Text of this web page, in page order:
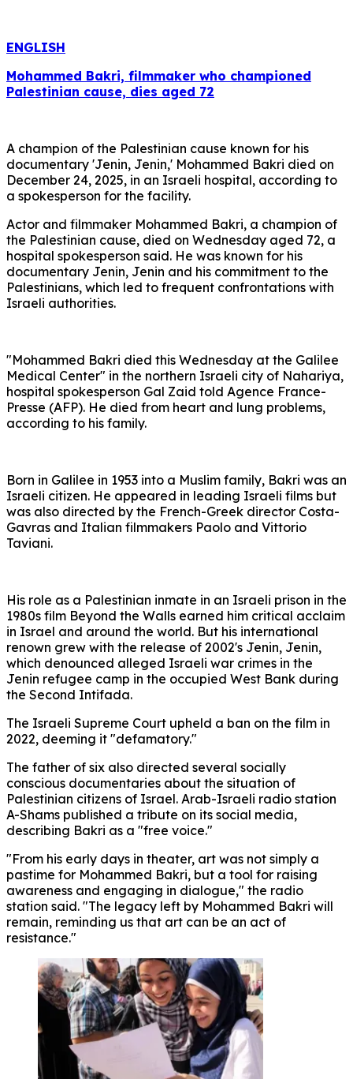
ENGLISH
Mohammed Bakri, filmmaker who championed
Palestinian cause, dies aged 72
A champion of the Palestinian cause known for his
documentary 'Jenin, Jenin,' Mohammed Bakri died on
December 24, 2025, in an Israeli hospital, according to
a spokesperson for the facility.
Actor and filmmaker Mohammed Bakri, a champion of
the Palestinian cause, died on Wednesday aged 72, a
hospital spokesperson said. He was known for his
documentary Jenin, Jenin and his commitment to the
Palestinians, which led to frequent confrontations with
Israeli authorities.
"Mohammed Bakri died this Wednesday at the Galilee
Medical Center" in the northern Israeli city of Nahariya,
hospital spokesperson Gal Zaid told Agence France-
Presse (AFP). He died from heart and lung problems,
according to his family.
Born in Galilee in 1953 into a Muslim family, Bakri was an
Israeli citizen. He appeared in leading Israeli films but
was also directed by the French-Greek director Costa-
Gavras and Italian filmmakers Paolo and Vittorio
Taviani.
His role as a Palestinian inmate in an Israeli prison in the
1980s film Beyond the Walls earned him critical acclaim
in Israel and around the world. But his international
renown grew with the release of 2002's Jenin, Jenin,
which denounced alleged Israeli war crimes in the
Jenin refugee camp in the occupied West Bank during
the Second Intifada.
The Israeli Supreme Court upheld a ban on the film in
2022, deeming it "defamatory."
The father of six also directed several socially
conscious documentaries about the situation of
Palestinian citizens of Israel. Arab-Israeli radio station
A-Shams published a tribute on its social media,
describing Bakri as a "free voice."
"From his early days in theater, art was not simply a
pastime for Mohammed Bakri, but a tool for raising
awareness and engaging in dialogue," the radio
station said. "The legacy left by Mohammed Bakri will
remain, reminding us that art can be an act of
resistance."